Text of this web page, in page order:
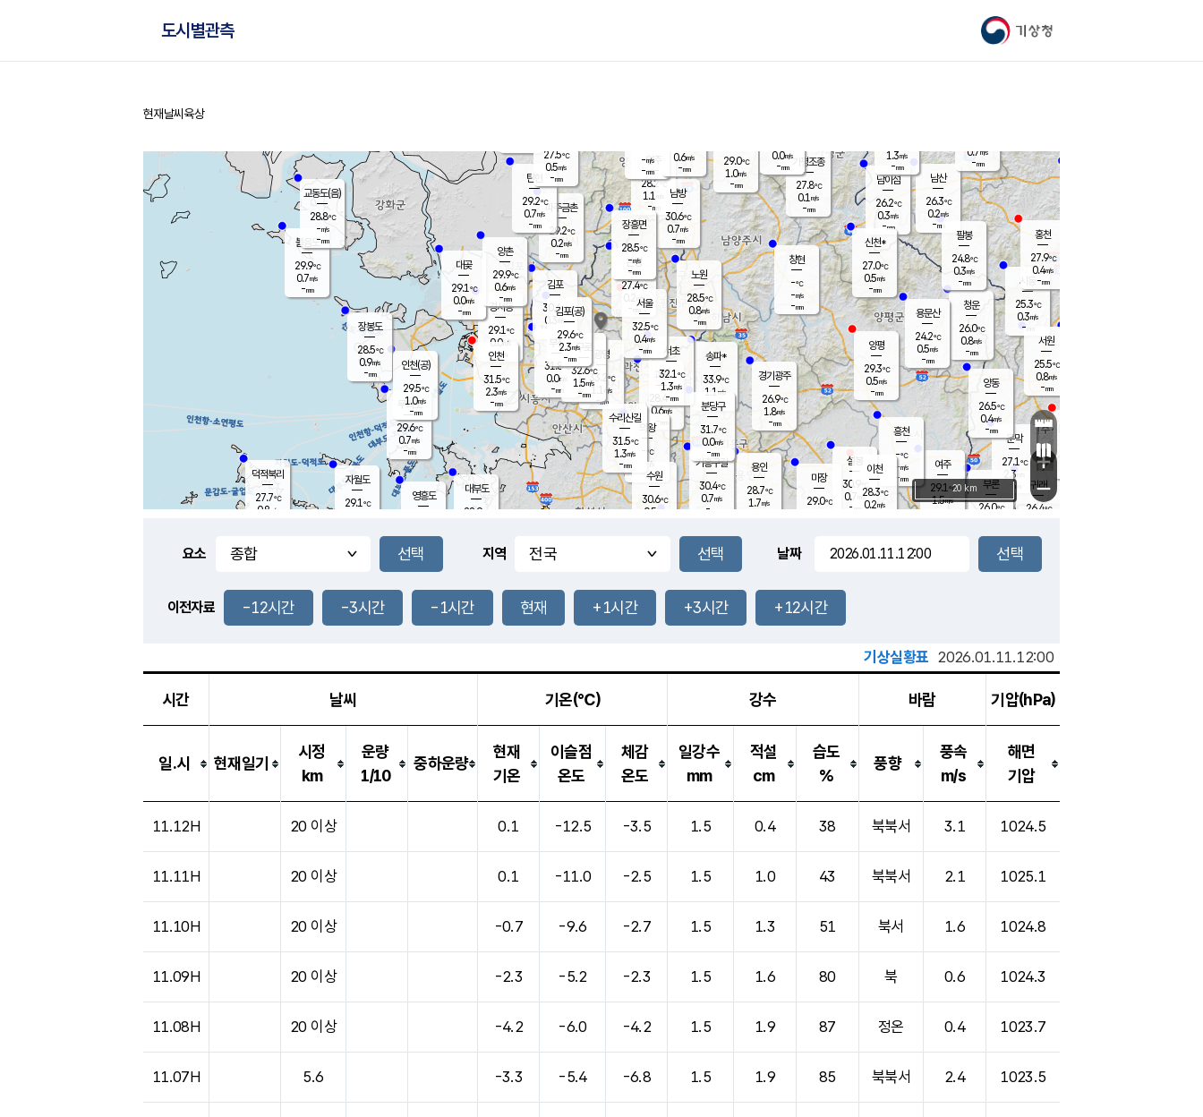
기상청
도시별관측
홈
현재날씨 육상
풍도
1.1m/s
문막
27.1℃
2.3m/s
mm
남이섬
26.2℃
0.3m/s
-mm
무의도
29.6℃
0.7m/s
-mm
영흥도
볼음도
29.9℃
0.7m/s
-mm
자월도
29.1℃
양주
28.2℃
1.1
-mm
부론
26.0℃
과천
28.4℃
0.6m/s
- mm
남산
26.3℃
0.2m/s
-mm
장봉도
28.5℃
0.9m/s
-mm
-mm
청운
26.0℃
0.8m/s
-mm
팔봉
24.8℃
0.3m/s
-mm
-mm
용인
28.7℃
1.7m/s
여주
29.1℃
1.5m/s
양동
26.5℃
0.4m/s
-mm
경기광주
26.9℃
1.8m/s
-mm
장호원
1.3m/s
-mm
27.7
℃
대부도
28.9
-
경서동
29.1℃
0.0m/s
-mm
파주금촌
29.2℃
0.2m/s
-mm
가평조종
27.8℃
0.1 m/s
-mm
29.0℃
1.0m/s
-mm
대곶
29.1℃
0.0m/s
-mm
신천*
27.0℃
0.5m/s
-mm
창현
-℃
-m/s
-mm
탄현
29.2℃
0.7m/s
-mm
0.0m/s
-mm
31.4℃
0.7m/s
-mm
흥천
-℃
-m/s
-mm
마장
29.0℃
의왕
- ℃
m/s
mm
김포
30.4℃
0.3 m/s
mm
설봉
30.9
0.7 m/s
- mm
광명
33.2 ℃
1.1 m/s
-mm
부천
31.8℃
0.0m/s
-mm
-mm
양촌
29.9℃
0.6m/s
-mm
구로
32.6℃
1.5m/s
-mm
은평
27.4℃
0.2 m/s
- mm
노원
28.5℃
0.8m/s
-mm
송파*
33.9℃
1.1 m/s
-mm
서초
32.1℃
1.3m/s
-mm
남방
30.6℃
0.7m/s
-mm
기흥구갈
30.4℃
0.7m/s
-
수리산길
31.5℃
1.3m/s
-mm
분당구
31.7℃
0.0m/s
-mm
장흥면
28.5℃
-m/s
-mm
-m/s
-mm
시동
25.3℃
0.3m/s
- mm
귀래
26.4℃
서원
25.5℃
0.8m/s
-mm
용문산
24.2℃
0.5m/s
-mm
덕적북리
27.7℃
0.8 m/s
인천(공)
29.5℃
1.0m/s
-mm
김포(공)
29.6℃
2.3m/s
-mm
교동도(음)
28.8℃
-m/s
-mm
홍천
27.9℃
0.4m/s
-mm
이천
28.3℃
0.2m/s
양평
29.3℃
0.5m/s
-mm
수원
30.6℃
0.5 m/s
인천
31.5℃
2.3m/s
-mm
서울
32.5℃
0.4m/s
-mm
0.7 m/s
-mm
27.5℃
0.5m/s
-mm
0.6m/s
-mm
+
−
20 km
요소 지역 날짜
이전자료 -12시간 -3시간 -1시간 현재 +1시간 +3시간 +12시간
기상실황표 2026.01.11.12:00
시간 날씨 기온(℃) 강수 바람 기압(hPa)
일.시 현재일기
시정
km
운량
1/10
중하운량
현재
기온
이슬점
온도
체감
온도
일강수
mm
적설
cm
습도
%
풍향
풍속
m/s
해면
기압
11.12H 20 이상 0.1 -12.5 -3.5 1.5 0.4 38 북북서 3.1 1024.5
11.11H 20 이상 0.1 -11.0 -2.5 1.5 1.0 43 북북서 2.1 1025.1
11.10H 20 이상 -0.7 -9.6 -2.7 1.5 1.3 51 북서 1.6 1024.8
11.09H 20 이상 -2.3 -5.2 -2.3 1.5 1.6 80 북 0.6 1024.3
11.08H 20 이상 -4.2 -6.0 -4.2 1.5 1.9 87 정온 0.4 1023.7
11.07H 5.6 -3.3 -5.4 -6.8 1.5 1.9 85 북북서 2.4 1023.5